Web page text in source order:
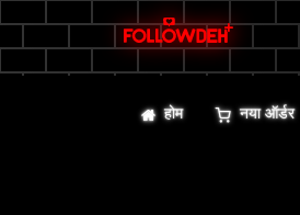
होम नया ऑर्डर